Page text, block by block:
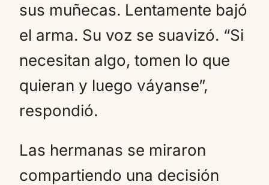
sus muñecas. Lentamente bajó
el arma. Su voz se suavizó. “Si
necesitan algo, tomen lo que
quieran y luego váyanse”,
respondió.
Las hermanas se miraron
compartiendo una decisión